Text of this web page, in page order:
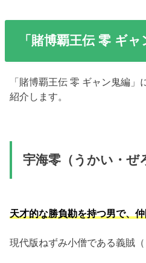
「賭博覇王伝 零 ギ
「賭博覇王伝 零 ギャン鬼編
紹介します。
宇海零（うかい・ぜ
天才的な勝負勘を持つ男で、仲
現代版ねずみ小僧である義賊（